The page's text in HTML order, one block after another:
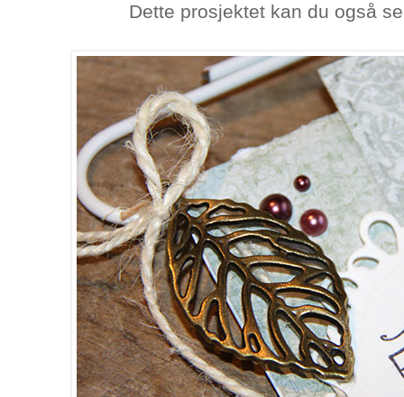
Dette prosjektet kan du også